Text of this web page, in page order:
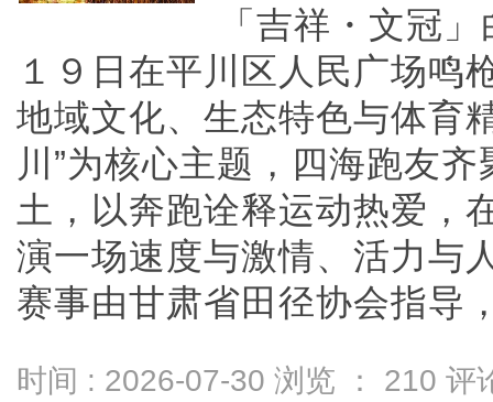
「吉祥・文冠
１９日在平川区人民广场鸣
地域文化、生态特色与体育
川”为核心主题，四海跑友
土，以奔跑诠释运动热爱，
演一场速度与激情、活力与
赛事由甘肃省田径协会指导
时间 : 2026-07-30 浏览 ： 210 评